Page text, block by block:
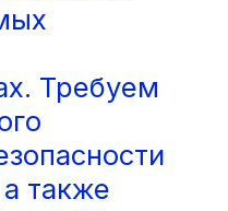
Требуем
также